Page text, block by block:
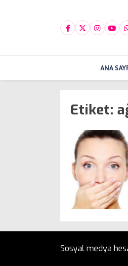
ANA
Etiket:
Sosyal medya